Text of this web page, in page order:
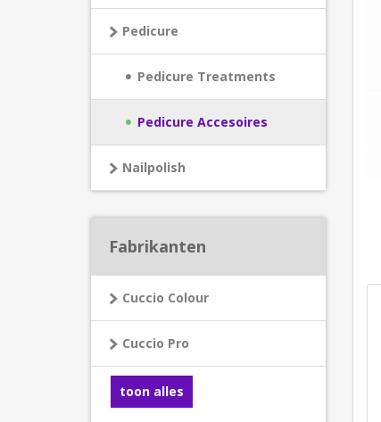
Pedicure
Pedicure Treatments
Pedicure Accesoires
Nailpolish
Fabrikanten
Cuccio Colour
Cuccio Pro
toon alles